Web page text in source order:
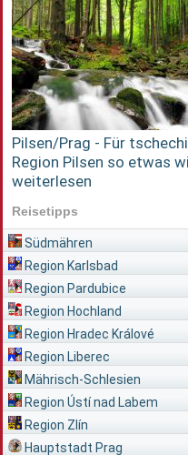
Pilsen/Prag - Für
Region Pilsen so etwas
weiterlesen
Reisetipps
Südmähren
Region Karlsbad
Region Pardubice
Region Hochland
Region Hradec Králové
Region Liberec
Mährisch-Schlesien
Region Ústí nad Labem
Region Zlín
Hauptstadt Prag